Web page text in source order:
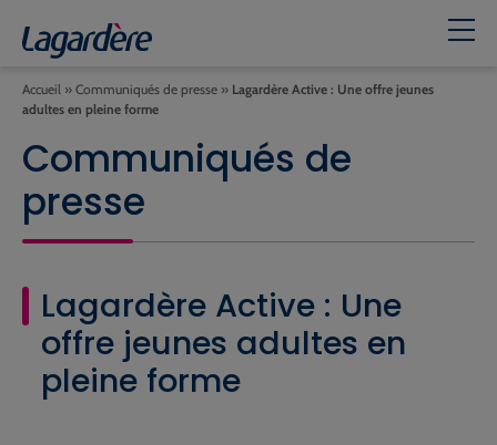
Accueil » Communiqués de presse » Lagardère Active : Une offre jeunes
adultes en pleine forme
Communiqués de
presse
Lagardère Active : Une
offre jeunes adultes en
pleine forme